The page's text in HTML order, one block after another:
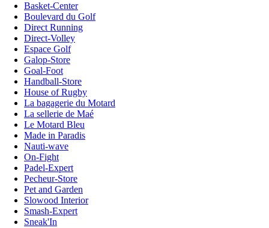
Basket-Center
Boulevard du Golf
Direct Running
Direct-Volley
Espace Golf
Galop-Store
Goal-Foot
Handball-Store
House of Rugby
La bagagerie du Motard
La sellerie de Maé
Le Motard Bleu
Made in Paradis
Nauti-wave
On-Fight
Padel-Expert
Pecheur-Store
Pet and Garden
Slowood Interior
Smash-Expert
Sneak'In